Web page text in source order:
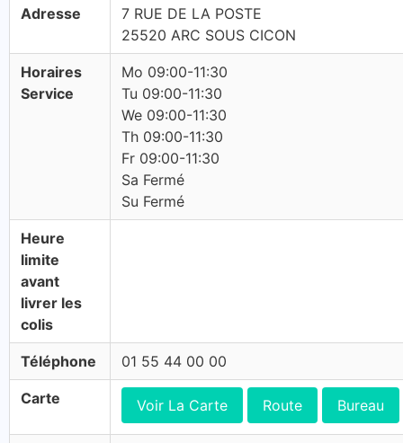
Adresse
7 RUE DE LA POSTE
25520 ARC SOUS CICON
Horaires
Service
Mo 09:00-11:30
Tu 09:00-11:30
We 09:00-11:30
Th 09:00-11:30
Fr 09:00-11:30
Sa Fermé
Su Fermé
Heure
limite
avant
livrer les
colis
Téléphone 01 55 44 00 00
Carte Voir La Carte Route Bureau